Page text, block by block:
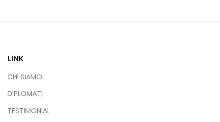
LINK
CHI SIAMO
DIPLOMATI
TESTIMONIAL